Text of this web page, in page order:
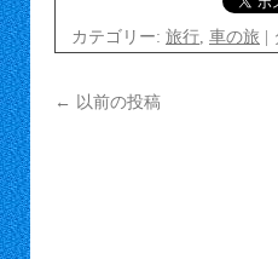
カテゴリー: 旅行 車の旅 |
← 以前の投稿